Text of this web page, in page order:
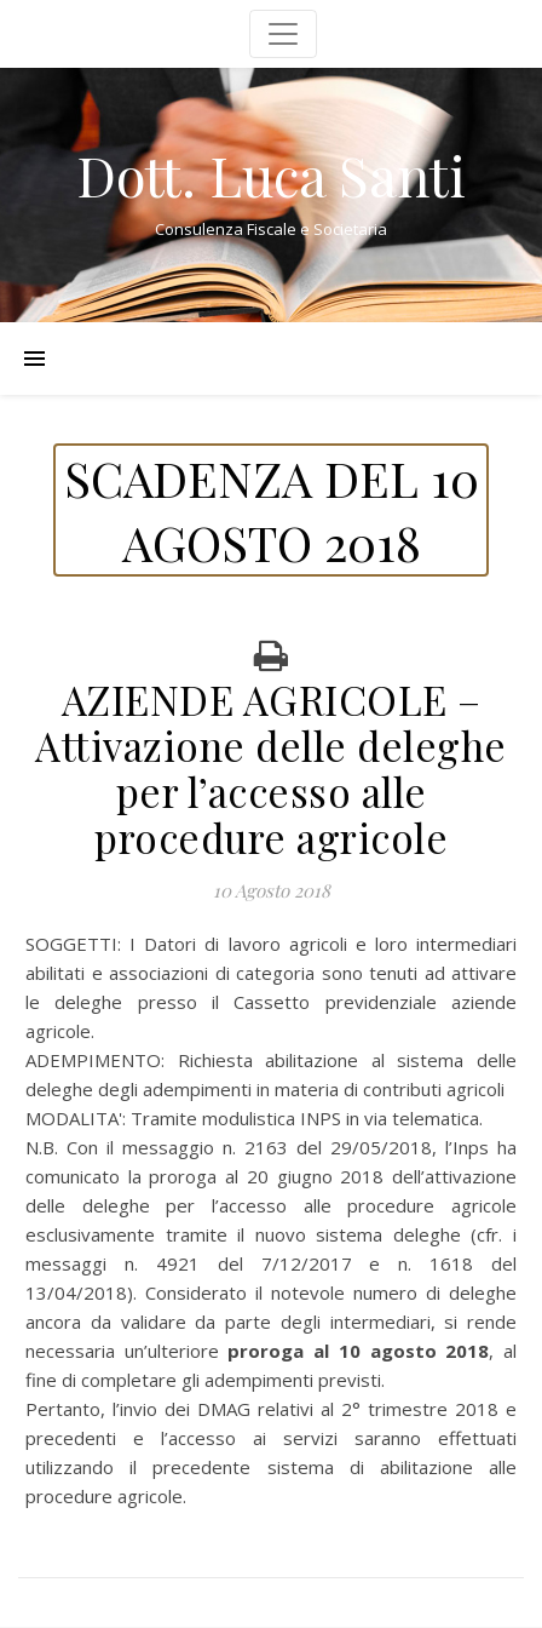
Dott. Luca Santi
Consulenza Fiscale e Societaria
SCADENZA DEL 10
AGOSTO 2018
AZIENDE AGRICOLE –
Attivazione delle deleghe
per l’accesso alle
procedure agricole
10 Agosto 2018
SOGGETTI: I Datori di lavoro agricoli e loro intermediari
abilitati e associazioni di categoria sono tenuti ad attivare
le deleghe presso il Cassetto previdenziale aziende
agricole.
ADEMPIMENTO: Richiesta abilitazione al sistema delle
deleghe degli adempimenti in materia di contributi agricoli
MODALITA': Tramite modulistica INPS in via telematica.
N.B. Con il messaggio n. 2163 del 29/05/2018, l’Inps ha
comunicato la proroga al 20 giugno 2018 dell’attivazione
delle deleghe per l’accesso alle procedure agricole
esclusivamente tramite il nuovo sistema deleghe (cfr. i
messaggi n. 4921 del 7/12/2017 e n. 1618 del
13/04/2018). Considerato il notevole numero di deleghe
ancora da validare da parte degli intermediari, si rende
necessaria un’ulteriore proroga al 10 agosto 2018, al
fine di completare gli adempimenti previsti.
Pertanto, l’invio dei DMAG relativi al 2° trimestre 2018 e
precedenti e l’accesso ai servizi saranno effettuati
utilizzando il precedente sistema di abilitazione alle
procedure agricole.